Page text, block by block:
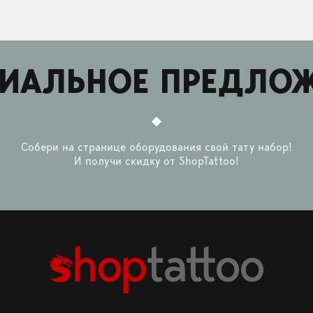
Собери на странице оборудования свой тату набор!
И получи скидку от ShopTattoo!